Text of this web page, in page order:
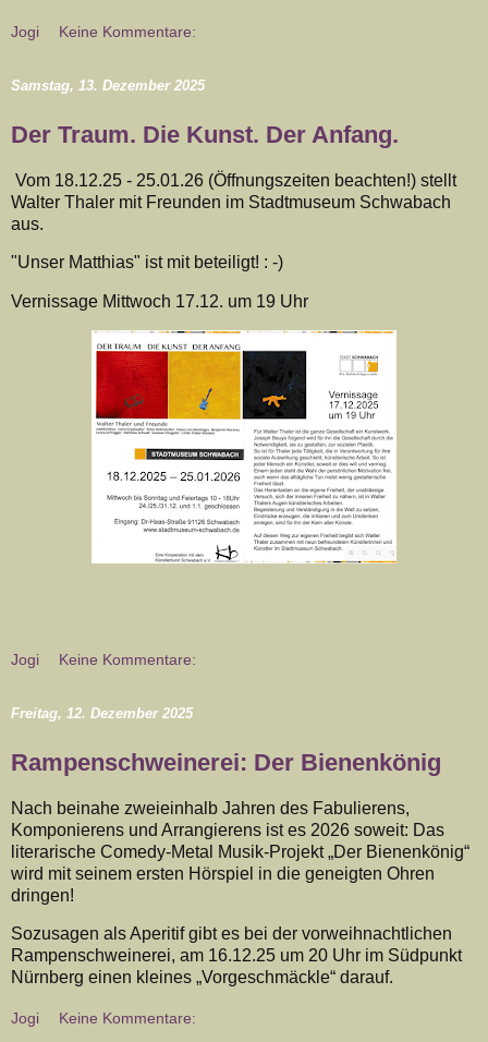
Jogi Keine Kommentare:
Samstag, 13. Dezember 2025
Der Traum. Die Kunst. Der Anfang.
Vom 18.12.25 - 25.01.26 (Öffnungszeiten beachten!) stellt
Walter Thaler mit Freunden im Stadtmuseum Schwabach
aus.
"Unser Matthias" ist mit beteiligt! : -)
Vernissage Mittwoch 17.12. um 19 Uhr
Jogi Keine Kommentare:
Freitag, 12. Dezember 2025
Rampenschweinerei: Der Bienenkönig
Nach beinahe zweieinhalb Jahren des Fabulierens,
Komponierens und Arrangierens ist es 2026 soweit: Das
literarische Comedy-Metal Musik-Projekt „Der Bienenkönig“
wird mit seinem ersten Hörspiel in die geneigten Ohren
dringen!
Sozusagen als Aperitif gibt es bei der vorweihnachtlichen
Rampenschweinerei, am 16.12.25 um 20 Uhr im Südpunkt
Nürnberg einen kleines „Vorgeschmäckle“ darauf.
Jogi Keine Kommentare: